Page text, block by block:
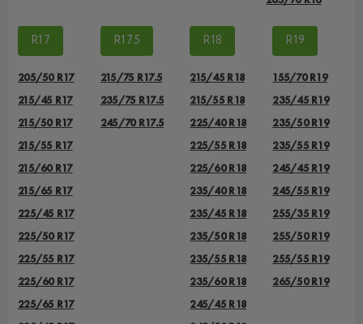
R17
205/50 R17
215/45 R17
215/50 R17
215/55 R17
215/60 R17
215/65 R17
225/45 R17
225/50 R17
225/55 R17
225/60 R17
225/65 R17
R17.5
215/75 R17.5
235/75 R17.5
245/70 R17.5
R18
215/45 R18
215/55 R18
225/40 R18
225/55 R18
225/60 R18
235/40 R18
235/45 R18
235/50 R18
235/55 R18
235/60 R18
245/45 R18
R19
155/70 R19
235/45 R19
235/50 R19
235/55 R19
245/45 R19
245/55 R19
255/35 R19
255/50 R19
255/55 R19
265/50 R19